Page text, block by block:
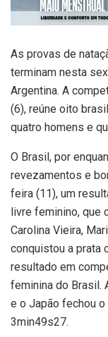
As provas de
terminam nesta
Argentina. A
(6), reúne oito
quatro homens e
O Brasil, por
revezamentos e
feira (11), um
livre feminino, que
Carolina Vieira,
conquistou a prata
resultado em
feminina do Brasil.
e o Japão fechou
3min49s27.